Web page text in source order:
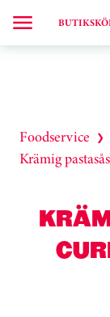
Foodservice ❯
Krämig